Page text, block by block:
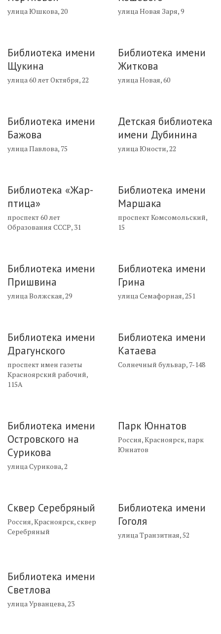
улица Юшкова, 20 улица Новая Заря, 9
Библиотека имени
Щукина
улица 60 лет Октября, 22
Библиотека имени
Житкова
улица Новая, 60
Библиотека имени
Бажова
улица Павлова, 75
Детская библиотека
имени Дубинина
улица Юности, 22
Библиотека «Жар-
птица»
проспект 60 лет
Образования СССР, 31
Библиотека имени
Маршака
проспект Комсомольский,
15
Библиотека имени
Пришвина
улица Волжская, 29
Библиотека имени
Грина
улица Семафорная, 251
Библиотека имени
Драгунского
проспект имен газеты
Красноярский рабочий,
115А
Библиотека имени
Катаева
Солнечный бульвар, 7-148
Библиотека имени
Островского на
Сурикова
улица Сурикова, 2
Парк Юннатов
Россия, Красноярск, парк
Юннатов
Сквер Серебряный
Россия, Красноярск, сквер
Серебряный
Библиотека имени
Гоголя
улица Транзитная, 52
Библиотека имени
Светлова
улица Урванцева, 23